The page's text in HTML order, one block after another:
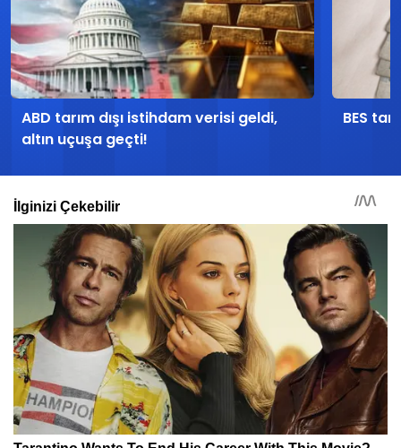
ABD tarım dışı istihdam verisi geldi,
altın uçuşa geçti!
BES